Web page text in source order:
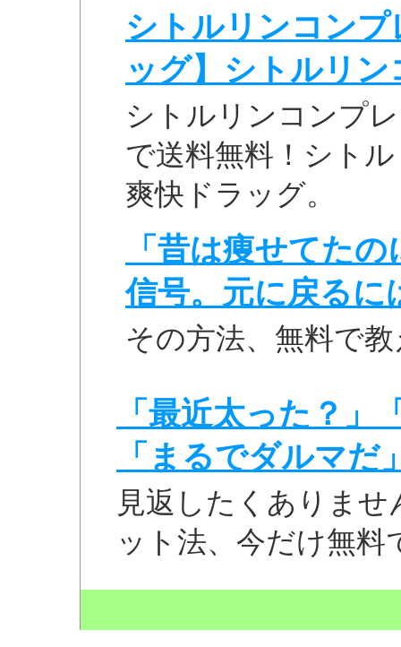
シトルリンコンプ
ッグ】シトルリ
シトルリンコンプ
で送料無料！シト
爽快ドラッグ。
「昔は痩せてた
信号。元に戻るに
その方法、無料で
「最近太った？
「まるでダルマだ
見返したくありま
ット法、今だけ無料